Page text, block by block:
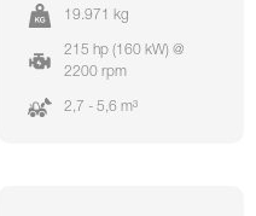
19.971 kg
215 hp (160 kW) @
2200 rpm
2,7 - 5,6 m³